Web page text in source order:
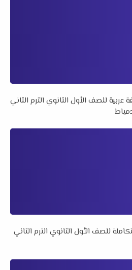
للصف الأول الثانوي الترم الثاني
للصف الأول الثانوي الترم الثاني